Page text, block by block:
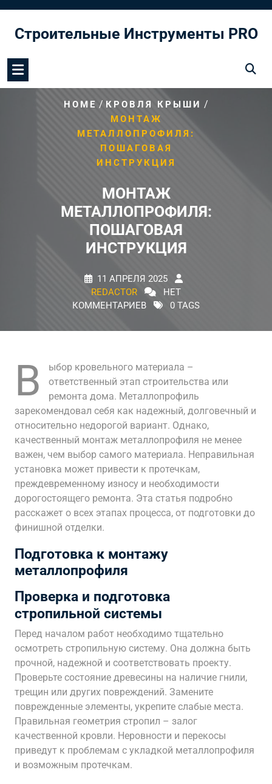
содержимому
Строительные Инструменты PRO
HOME / КРОВЛЯ КРЫШИ /
МОНТАЖ
МЕТАЛЛОПРОФИЛЯ:
ПОШАГОВАЯ
ИНСТРУКЦИЯ
МОНТАЖ
МЕТАЛЛОПРОФИЛЯ:
ПОШАГОВАЯ
ИНСТРУКЦИЯ
11 АПРЕЛЯ 2025
REDACTOR
НЕТ
КОММЕНТАРИЕВ
0 TAGS
В
ыбор кровельного материала –
ответственный этап строительства или
ремонта дома. Металлопрофиль
зарекомендовал себя как надежный, долговечный и
относительно недорогой вариант. Однако,
качественный монтаж металлопрофиля не менее
важен, чем выбор самого материала. Неправильная
установка может привести к протечкам,
преждевременному износу и необходимости
дорогостоящего ремонта. Эта статья подробно
расскажет о всех этапах процесса, от подготовки до
финишной отделки.
Подготовка к монтажу
металлопрофиля
Проверка и подготовка
стропильной системы
Перед началом работ необходимо тщательно
осмотреть стропильную систему. Она должна быть
прочной, надежной и соответствовать проекту.
Проверьте состояние древесины на наличие гнили,
трещин или других повреждений. Замените
поврежденные элементы, укрепите слабые места.
Правильная геометрия стропил – залог
качественной кровли. Неровности и перекосы
приведут к проблемам с укладкой металлопрофиля
и возможным протечкам.